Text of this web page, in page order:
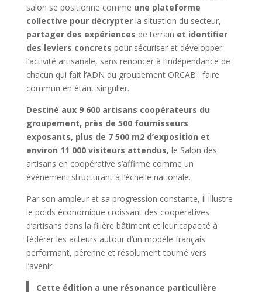
salon se positionne comme une plateforme
collective pour décrypter la situation du secteur,
partager des expériences de terrain et identifier
des leviers concrets pour sécuriser et développer
l’activité artisanale, sans renoncer à l’indépendance de
chacun qui fait l’ADN du groupement ORCAB : faire
commun en étant singulier.
Destiné aux 9 600 artisans coopérateurs du
groupement, près de 500 fournisseurs
exposants, plus de 7 500 m2 d’exposition et
environ 11 000 visiteurs attendus, le Salon des
artisans en coopérative s’affirme comme un
événement structurant à l’échelle nationale.
Par son ampleur et sa progression constante, il illustre
le poids économique croissant des coopératives
d’artisans dans la filière bâtiment et leur capacité à
fédérer les acteurs autour d’un modèle français
performant, pérenne et résolument tourné vers
l’avenir.
Cette édition a une résonance particulière